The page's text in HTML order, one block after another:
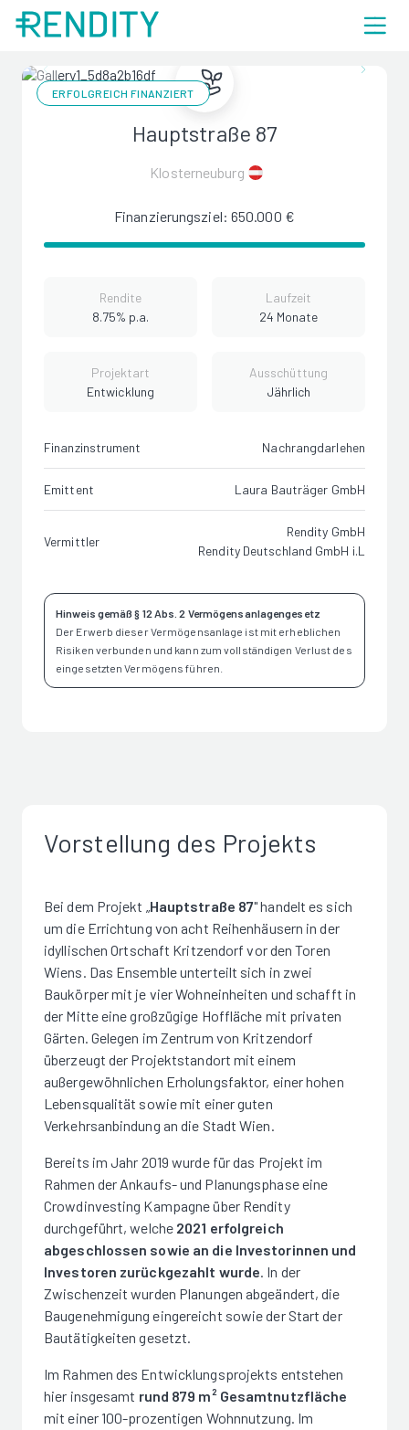
ERFOLGREICH FINANZIERT
Hauptstraße 87
Klosterneuburg
Finanzierungsziel: 650.000 €
Rendite
8.75% p.a.
Laufzeit
24 Monate
Projektart
Entwicklung
Ausschüttung
Jährlich
Finanzinstrument Nachrangdarlehen
Emittent Laura Bauträger GmbH
Vermittler
Rendity GmbH
Rendity Deutschland GmbH i.L
Hinweis gemäß § 12 Abs. 2 Vermögensanlagengesetz
Der Erwerb dieser Vermögensanlage ist mit erheblichen
Risiken verbunden und kann zum vollständigen Verlust des
eingesetzten Vermögens führen.
Vorstellung des Projekts
Bei dem Projekt „Hauptstraße 87" handelt es sich
um die Errichtung von acht Reihenhäusern in der
idyllischen Ortschaft Kritzendorf vor den Toren
Wiens. Das Ensemble unterteilt sich in zwei
Baukörper mit je vier Wohneinheiten und schafft in
der Mitte eine großzügige Hoffläche mit privaten
Gärten. Gelegen im Zentrum von Kritzendorf
überzeugt der Projektstandort mit einem
außergewöhnlichen Erholungsfaktor, einer hohen
Lebensqualität sowie mit einer guten
Verkehrsanbindung an die Stadt Wien.
Bereits im Jahr 2019 wurde für das Projekt im
Rahmen der Ankaufs- und Planungsphase eine
Crowdinvesting Kampagne über Rendity
durchgeführt, welche 2021 erfolgreich
abgeschlossen sowie an die Investorinnen und
Investoren zurückgezahlt wurde. In der
Zwischenzeit wurden Planungen abgeändert, die
Baugenehmigung eingereicht sowie der Start der
Bautätigkeiten gesetzt.
Im Rahmen des Entwicklungsprojekts entstehen
hier insgesamt rund 879 m² Gesamtnutzfläche
mit einer 100-prozentigen Wohnnutzung. Im